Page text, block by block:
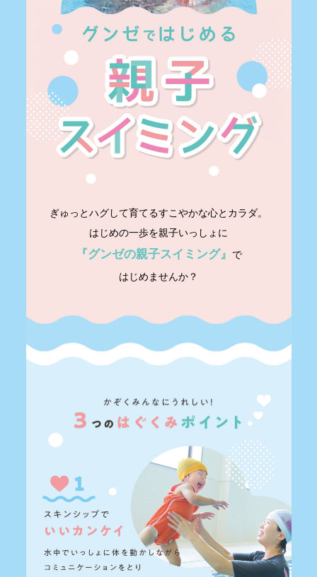
ぎゅっとハグして育てるすこやかな心とカラダ。
はじめの一歩を親子いっしょに
『グンゼの親子スイミング』
で
はじめませんか？